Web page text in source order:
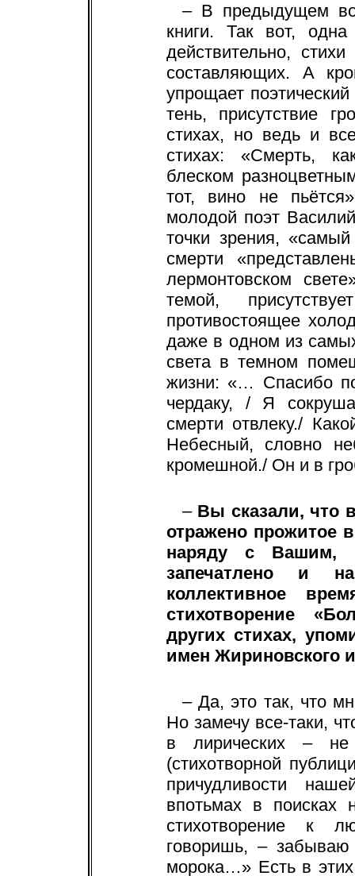
– В предыдущем
книги. Так вот,
действительно,
составляющих. А
упрощает
тень, присутствие
стихах, но ведь и
стихах: «Смерть,
блеском
тот, вино не
молодой поэт
точки зрения,
смерти
лермонтовском
темой,
противостоящее
даже в одном из
света в темном
жизни: «… Спасибо
чердаку, / Я
смерти отвлеку./
Небесный, словно
кромешной./ Он и в
– Вы сказали, что
отражено прожитое
наряду с Вашим,
запечатлено и
коллективное
стихотворение
других стихах,
имен Жириновского
– Да, это так, что
Но замечу все-таки,
в лирических – не
(стихотворной
причудливости
впотьмах в поисках
стихотворение к
говоришь, –
морока…» Есть в